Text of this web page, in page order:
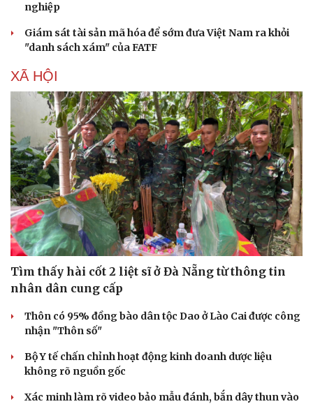
nghiệp
Giám sát tài sản mã hóa để sớm đưa Việt Nam ra khỏi
"danh sách xám" của FATF
XÃ HỘI
Tìm thấy hài cốt 2 liệt sĩ ở Đà Nẵng từ thông tin
nhân dân cung cấp
Thôn có 95% đồng bào dân tộc Dao ở Lào Cai được công
nhận "Thôn số"
Bộ Y tế chấn chỉnh hoạt động kinh doanh dược liệu
không rõ nguồn gốc
Xác minh làm rõ video bảo mẫu đánh, bắn dây thun vào